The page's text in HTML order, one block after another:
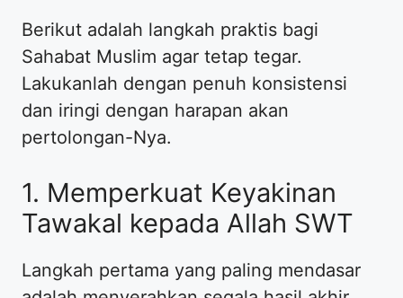
Berikut adalah langkah praktis bagi
Sahabat Muslim agar tetap tegar.
Lakukanlah dengan penuh konsistensi
dan iringi dengan harapan akan
pertolongan-Nya.
1. Memperkuat Keyakinan
Tawakal kepada Allah SWT
Langkah pertama yang paling mendasar